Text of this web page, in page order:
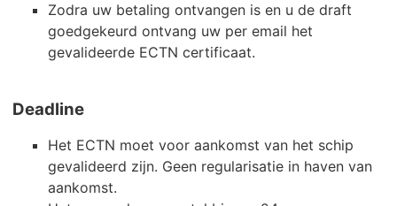
Zodra uw betaling ontvangen is en u de draft
goedgekeurd ontvang uw per email het
gevalideerde ECTN certificaat.
Deadline
Het ECTN moet voor aankomst van het schip
gevalideerd zijn. Geen regularisatie in haven van
aankomst.